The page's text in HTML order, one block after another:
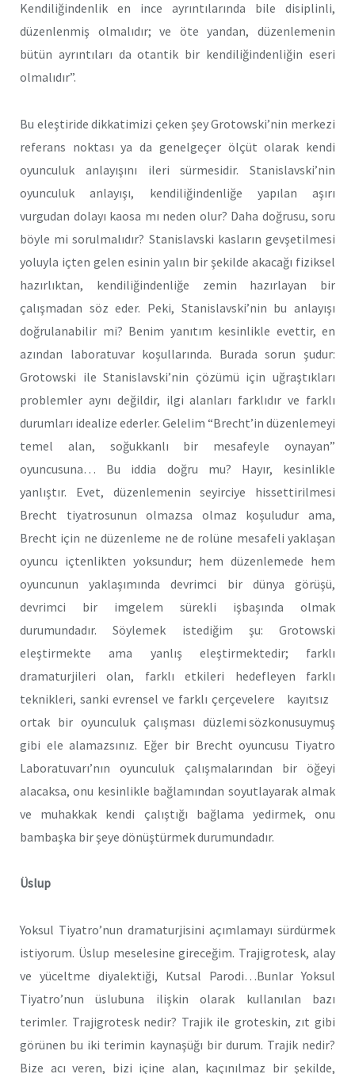
Kendiliğindenlik en ince ayrıntılarında bile disiplinli,
düzenlenmiş olmalıdır; ve öte yandan, düzenlemenin
bütün ayrıntıları da otantik bir kendiliğindenliğin eseri
olmalıdır”.
Bu eleştiride dikkatimizi çeken şey Grotowski’nin merkezi
referans noktası ya da genelgeçer ölçüt olarak kendi
oyunculuk anlayışını ileri sürmesidir. Stanislavski’nin
oyunculuk anlayışı, kendiliğindenliğe yapılan aşırı
vurgudan dolayı kaosa mı neden olur? Daha doğrusu, soru
böyle mi sorulmalıdır? Stanislavski kasların gevşetilmesi
yoluyla içten gelen esinin yalın bir şekilde akacağı fiziksel
hazırlıktan, kendiliğindenliğe zemin hazırlayan bir
çalışmadan söz eder. Peki, Stanislavski’nin bu anlayışı
doğrulanabilir mi? Benim yanıtım kesinlikle evettir, en
azından laboratuvar koşullarında. Burada sorun şudur:
Grotowski ile Stanislavski’nin çözümü için uğraştıkları
problemler aynı değildir, ilgi alanları farklıdır ve farklı
durumları idealize ederler. Gelelim “Brecht’in düzenlemeyi
temel alan, soğukkanlı bir mesafeyle oynayan”
oyuncusuna… Bu iddia doğru mu? Hayır, kesinlikle
yanlıştır. Evet, düzenlemenin seyirciye hissettirilmesi
Brecht tiyatrosunun olmazsa olmaz koşuludur ama,
Brecht için ne düzenleme ne de rolüne mesafeli yaklaşan
oyuncu içtenlikten yoksundur; hem düzenlemede hem
oyuncunun yaklaşımında devrimci bir dünya görüşü,
devrimci bir imgelem sürekli işbaşında olmak
durumundadır. Söylemek istediğim şu: Grotowski
eleştirmekte ama yanlış eleştirmektedir; farklı
dramaturjileri olan, farklı etkileri hedefleyen farklı
teknikleri, sanki evrensel ve farklı çerçevelere kayıtsız
ortak bir oyunculuk çalışması düzlemi sözkonusuymuş
gibi ele alamazsınız. Eğer bir Brecht oyuncusu Tiyatro
Laboratuvarı’nın oyunculuk çalışmalarından bir öğeyi
alacaksa, onu kesinlikle bağlamından soyutlayarak almak
ve muhakkak kendi çalıştığı bağlama yedirmek, onu
bambaşka bir şeye dönüştürmek durumundadır.
Üslup
Yoksul Tiyatro’nun dramaturjisini açımlamayı sürdürmek
istiyorum. Üslup meselesine gireceğim. Trajigrotesk, alay
ve yüceltme diyalektiği, Kutsal Parodi…Bunlar Yoksul
Tiyatro’nun üslubuna ilişkin olarak kullanılan bazı
terimler. Trajigrotesk nedir? Trajik ile groteskin, zıt gibi
görünen bu iki terimin kaynaşüğı bir durum. Trajik nedir?
Bize acı veren, bizi içine alan, kaçınılmaz bir şekilde,